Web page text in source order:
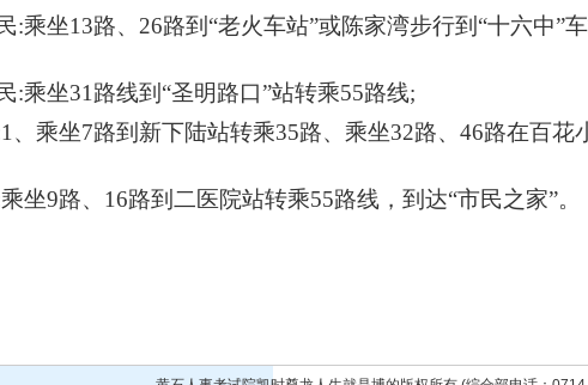
:乘坐13路、26路到“老火车站”或陈家湾步行到“十六中”
:乘坐31路线到“圣明路口”站转乘55路线;
、乘坐7路到新下陆站转乘35路、乘坐32路、46路在百
坐9路、16路到二医院站转乘55路线，到达“市民之家”。